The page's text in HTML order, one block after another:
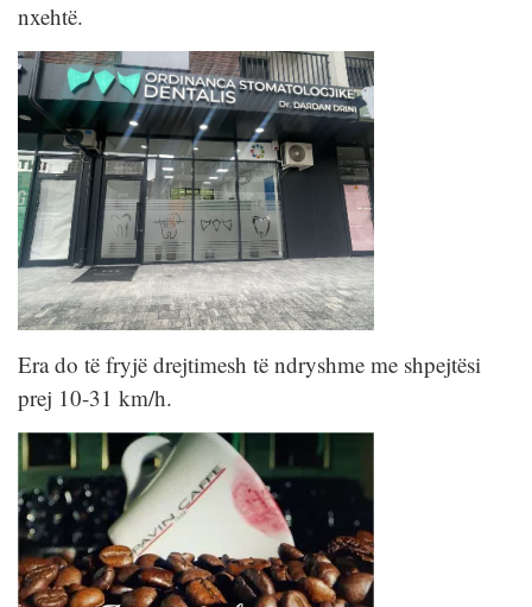
nxehtë.
Era do të fryjë drejtimesh të ndryshme me shpejtësi
prej 10-31 km/h.